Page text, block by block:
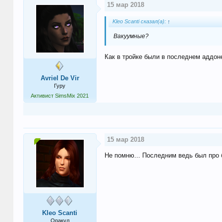
Avriel De Vir
Гуру
Активист SimsMix 2021
15 мар 2018
Kleo Scanti сказал(а): ↑
Вакуумные?
Как в тройке были в последнем
Kleo Scanti
Оракул
15 мар 2018
Не помню... Последним ведь был про